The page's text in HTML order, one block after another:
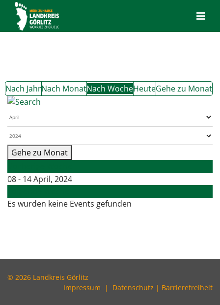
Nach JahrNach MonatNach WocheHeuteGehe zu Monat
Gehe zu Monat
08 - 14 April, 2024
Es wurden keine Events gefunden
© 2026 Landkreis Görlitz
Impressum | Datenschutz | Barrierefreiheit